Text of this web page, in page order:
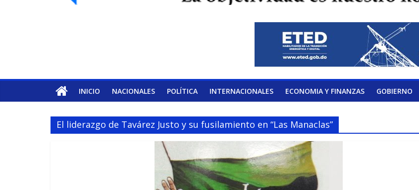
INICIO NACIONALES POLÍTICA INTERNACIONALES ECONOMIA Y FINANZAS GOBIERNO
El liderazgo de Tavárez Justo y su fusilamiento en “Las Manaclas”